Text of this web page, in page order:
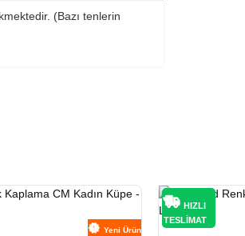
(Bazı tenlerin
Yeni Ürün
HIZLI
TESLİMAT